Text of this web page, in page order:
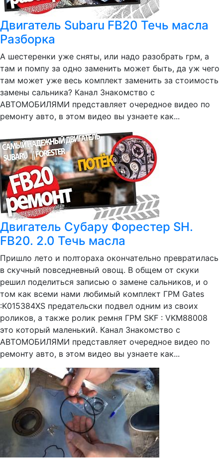
Двигатель Subaru FB20 Течь масла
Разборка
А шестеренки уже сняты, или надо разобрать грм, а
там и помпу за одно заменить может быть, да уж чего
там может уже весь комплект заменить за стоимость
замены сальника? Канал Знакомство с
АВТОМОБИЛЯМИ представляет очередное видео по
ремонту авто, в этом видео вы узнаете как...
Двигатель Субару Форестер SH.
FB20. 2.0 Течь масла
Пришло лето и полтораха окончательно превратилась
в скучный повседневный овощ. В общем от скуки
решил поделиться записью о замене сальников, и о
том как всеми нами любимый комплект ГРМ Gates
:K015384XS предательски подвел одним из своих
роликов, а также ролик ремня ГРМ SKF : VKM88008
это который маленький. Канал Знакомство с
АВТОМОБИЛЯМИ представляет очередное видео по
ремонту авто, в этом видео вы узнаете как...